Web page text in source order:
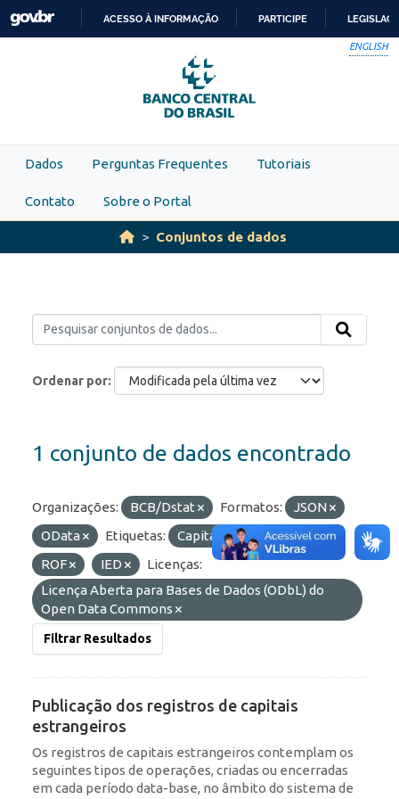
Skip to main content
PARA
O
CONTEÚDO
ACESSO À INFORMAÇÃO PARTICIPE
ENGLISH
Dados Perguntas Frequentes Tutoriais
Contato Sobre o Portal
Conjuntos de dados
Ordenar por
1 conjunto de dados encontrado
Organizações: BCB/Dstat Formatos:
JSON
OData
Etiquetas:
Capitais Estrangeiros
ROF
IED
Licenças:
Licença Aberta para Bases de Dados (ODbL) do
Open Data Commons
Filtrar Resultados
Publicação dos registros de capitais
estrangeiros
Os registros de capitais estrangeiros contemplam os
seguintes tipos de operações, criadas ou encerradas
em cada período data-base, no âmbito do sistema de